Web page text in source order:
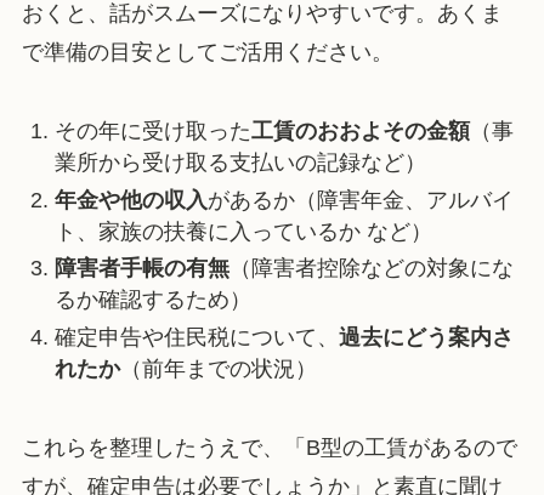
おくと、話がスムーズになりやすいです。あくま
で準備の目安としてご活用ください。
その年に受け取った工賃のおおよその金額（事
業所から受け取る支払いの記録など）
年金や他の収入があるか（障害年金、アルバイ
ト、家族の扶養に入っているか など）
障害者手帳の有無（障害者控除などの対象にな
るか確認するため）
確定申告や住民税について、 過去にどう案内さ
れたか（前年までの状況）
これらを整理したうえで、「B型の工賃があるので
すが、確定申告は必要でしょうか」と素直に聞け